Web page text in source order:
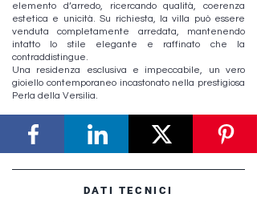
elemento d’arredo, ricercando qualità, coerenza
estetica e unicità. Su richiesta, la villa può essere
venduta completamente arredata, mantenendo
intatto lo stile elegante e raffinato che la
contraddistingue.
Una residenza esclusiva e impeccabile, un vero
gioiello contemporaneo incastonato nella prestigiosa
Perla della Versilia.
DATI TECNICI